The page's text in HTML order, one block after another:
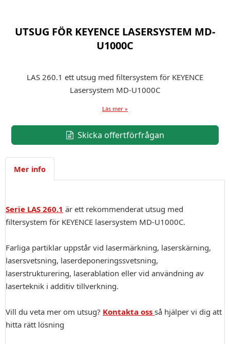
UTSUG FÖR KEYENCE LASERSYSTEM MD-
U1000C
LAS 260.1 ett utsug med filtersystem för KEYENCE
Lasersystem MD-U1000C
Läs mer »
Skicka offertförfrågan
Mer info
Serie LAS 260.1 är ett rekommenderat utsug med
filtersystem för KEYENCE lasersystem MD-U1000C.
Farliga partiklar uppstår vid lasermärkning, laserskärning,
lasersvetsning, laserdeponeringssvetsning,
laserstrukturering, laserablation eller vid användning av
laserteknik i additiv tillverkning.
Vill du veta mer om utsug? Kontakta oss så hjälper vi dig att
hitta rätt lösning